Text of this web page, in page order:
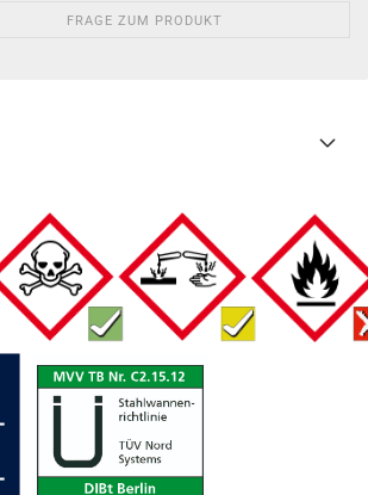
FRAGE ZUM PRODUKT